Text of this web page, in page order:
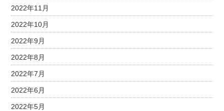
2022年11月
2022年10月
2022年9月
2022年8月
2022年7月
2022年6月
2022年5月